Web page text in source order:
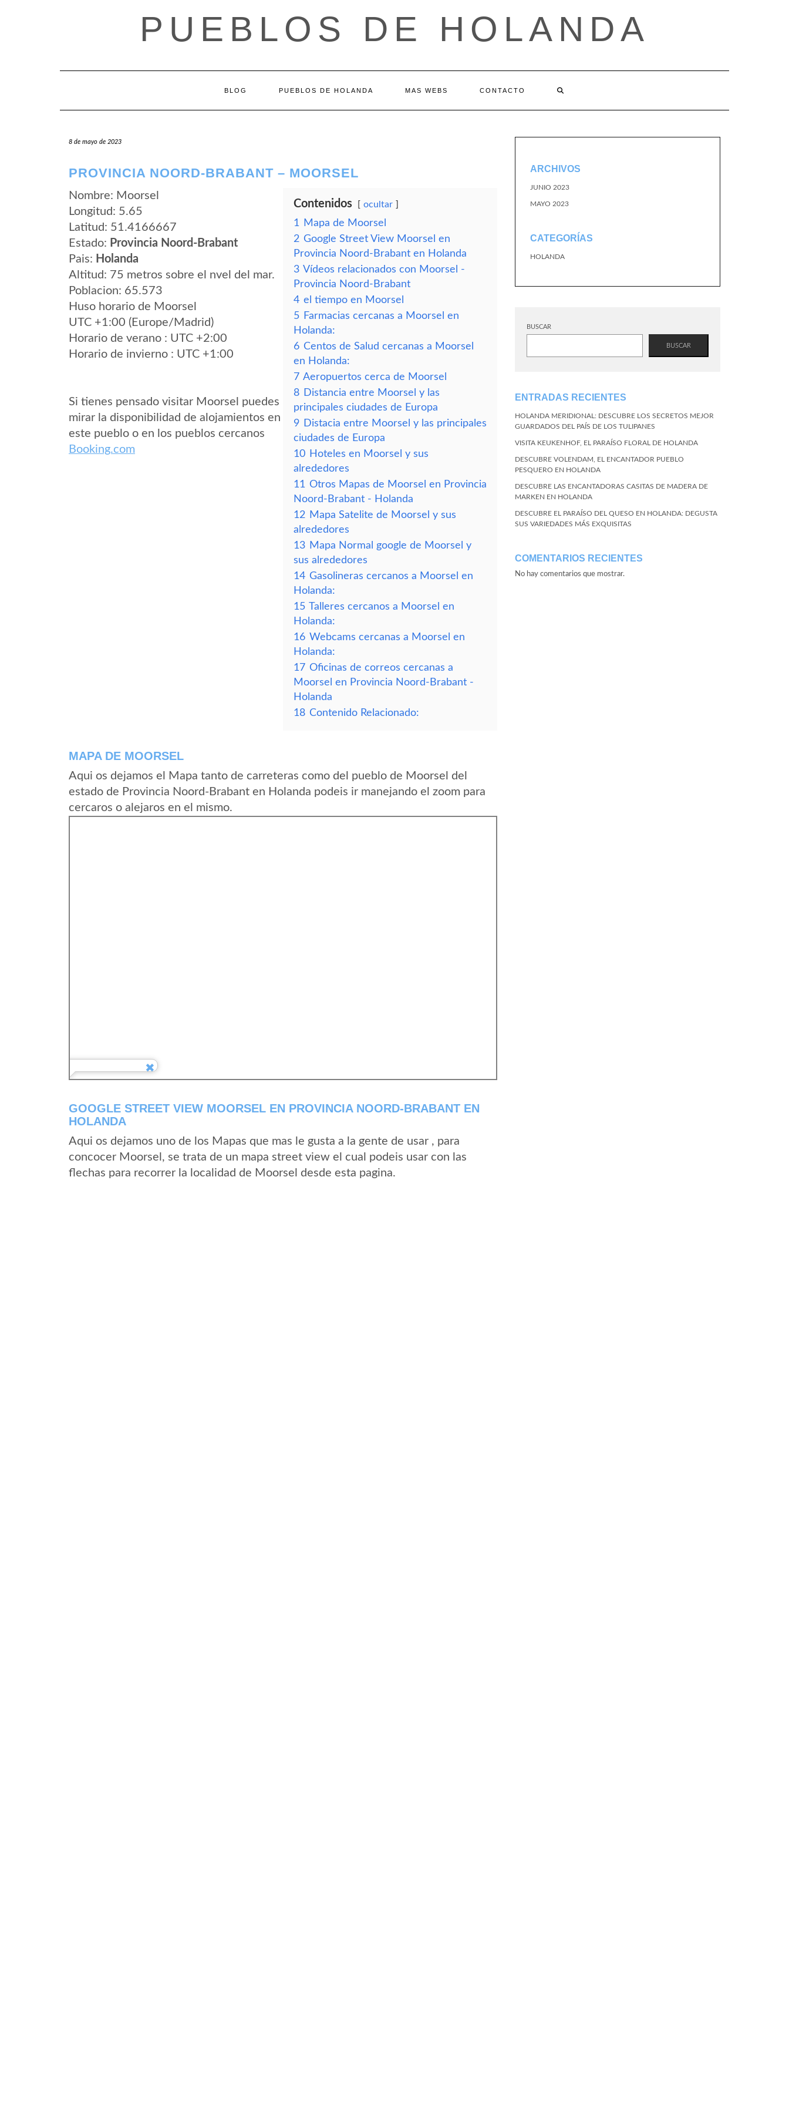
PUEBLOS DE HOLANDA
BLOG PUEBLOS DE HOLANDA MAS WEBS CONTACTO
8 de mayo de 2023
PROVINCIA NOORD-BRABANT – MOORSEL
Nombre: Moorsel
Longitud: 5.65
Latitud: 51.4166667
Estado: Provincia Noord-Brabant
Pais: Holanda
Altitud: 75 metros sobre el nvel del mar.
Poblacion: 65.573
Huso horario de Moorsel
UTC +1:00 (Europe/Madrid)
Horario de verano : UTC +2:00
Horario de invierno : UTC +1:00
Si tienes pensado visitar Moorsel puedes
mirar la disponibilidad de alojamientos en
este pueblo o en los pueblos cercanos
Booking.com
Contenidos ocultar
1
Mapa de Moorsel
2 Google Street View Moorsel en
Provincia Noord-Brabant en Holanda
3 Vídeos relacionados con Moorsel -
Provincia Noord-Brabant
4 el tiempo en Moorsel
5 Farmacias cercanas a Moorsel en
Holanda:
6 Centos de Salud cercanas a Moorsel
en Holanda:
7 Aeropuertos cerca de Moorsel
8 Distancia entre Moorsel y las
principales ciudades de Europa
9 Distacia entre Moorsel y las principales
ciudades de Europa
10 Hoteles en Moorsel y sus
alrededores
11 Otros Mapas de Moorsel en Provincia
Noord-Brabant - Holanda
12 Mapa Satelite de Moorsel y sus
alrededores
13 Mapa Normal google de Moorsel y
sus alrededores
14 Gasolineras cercanos a Moorsel en
Holanda:
15 Talleres cercanos a Moorsel en
Holanda:
16 Webcams cercanas a Moorsel en
Holanda:
17 Oficinas de correos cercanas a
Moorsel en Provincia Noord-Brabant -
Holanda
18 Contenido Relacionado:
MAPA DE MOORSEL
Aqui os dejamos el Mapa tanto de carreteras como del pueblo de Moorsel del
estado de Provincia Noord-Brabant en Holanda podeis ir manejando el zoom para
cercaros o alejaros en el mismo.
GOOGLE STREET VIEW MOORSEL EN PROVINCIA NOORD-BRABANT EN
HOLANDA
Aqui os dejamos uno de los Mapas que mas le gusta a la gente de usar , para
concocer Moorsel, se trata de un mapa street view el cual podeis usar con las
flechas para recorrer la localidad de Moorsel desde esta pagina.
ARCHIVOS
JUNIO 2023
MAYO 2023
CATEGORÍAS
HOLANDA
BUSCAR
BUSCAR
ENTRADAS RECIENTES
HOLANDA MERIDIONAL: DESCUBRE LOS SECRETOS MEJOR
GUARDADOS DEL PAÍS DE LOS TULIPANES
VISITA KEUKENHOF, EL PARAÍSO FLORAL DE HOLANDA
DESCUBRE VOLENDAM, EL ENCANTADOR PUEBLO
PESQUERO EN HOLANDA
DESCUBRE LAS ENCANTADORAS CASITAS DE MADERA DE
MARKEN EN HOLANDA
DESCUBRE EL PARAÍSO DEL QUESO EN HOLANDA: DEGUSTA
SUS VARIEDADES MÁS EXQUISITAS
COMENTARIOS RECIENTES
No hay comentarios que mostrar.